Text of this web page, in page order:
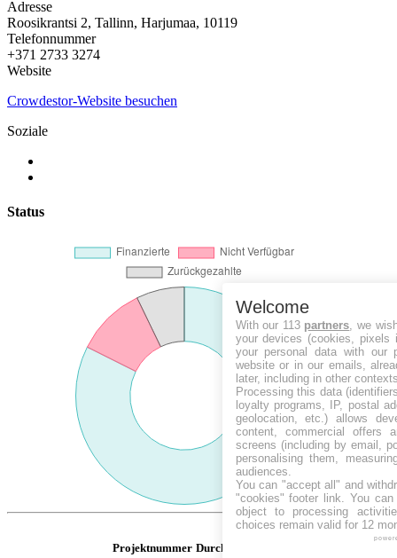
Adresse
Roosikrantsi 2, Tallinn, Harjumaa, 10119
Telefonnummer
+371 2733 3274
Website
Crowdestor-Website besuchen
Soziale
Status
Projektnummer Durchschnit. Finanz.
Welcome
With our 113 partners, we
your devices (cookies, pixels
your personal data with our
website or in our emails,
later, including in other
Processing this data
loyalty programs, IP, postal
geolocation, etc.) allows
content, commercial offers
screens (including by email,
personalising them,
audiences.
You can "accept all" and
"cookies" footer link. You can
object to processing
choices remain valid for 12